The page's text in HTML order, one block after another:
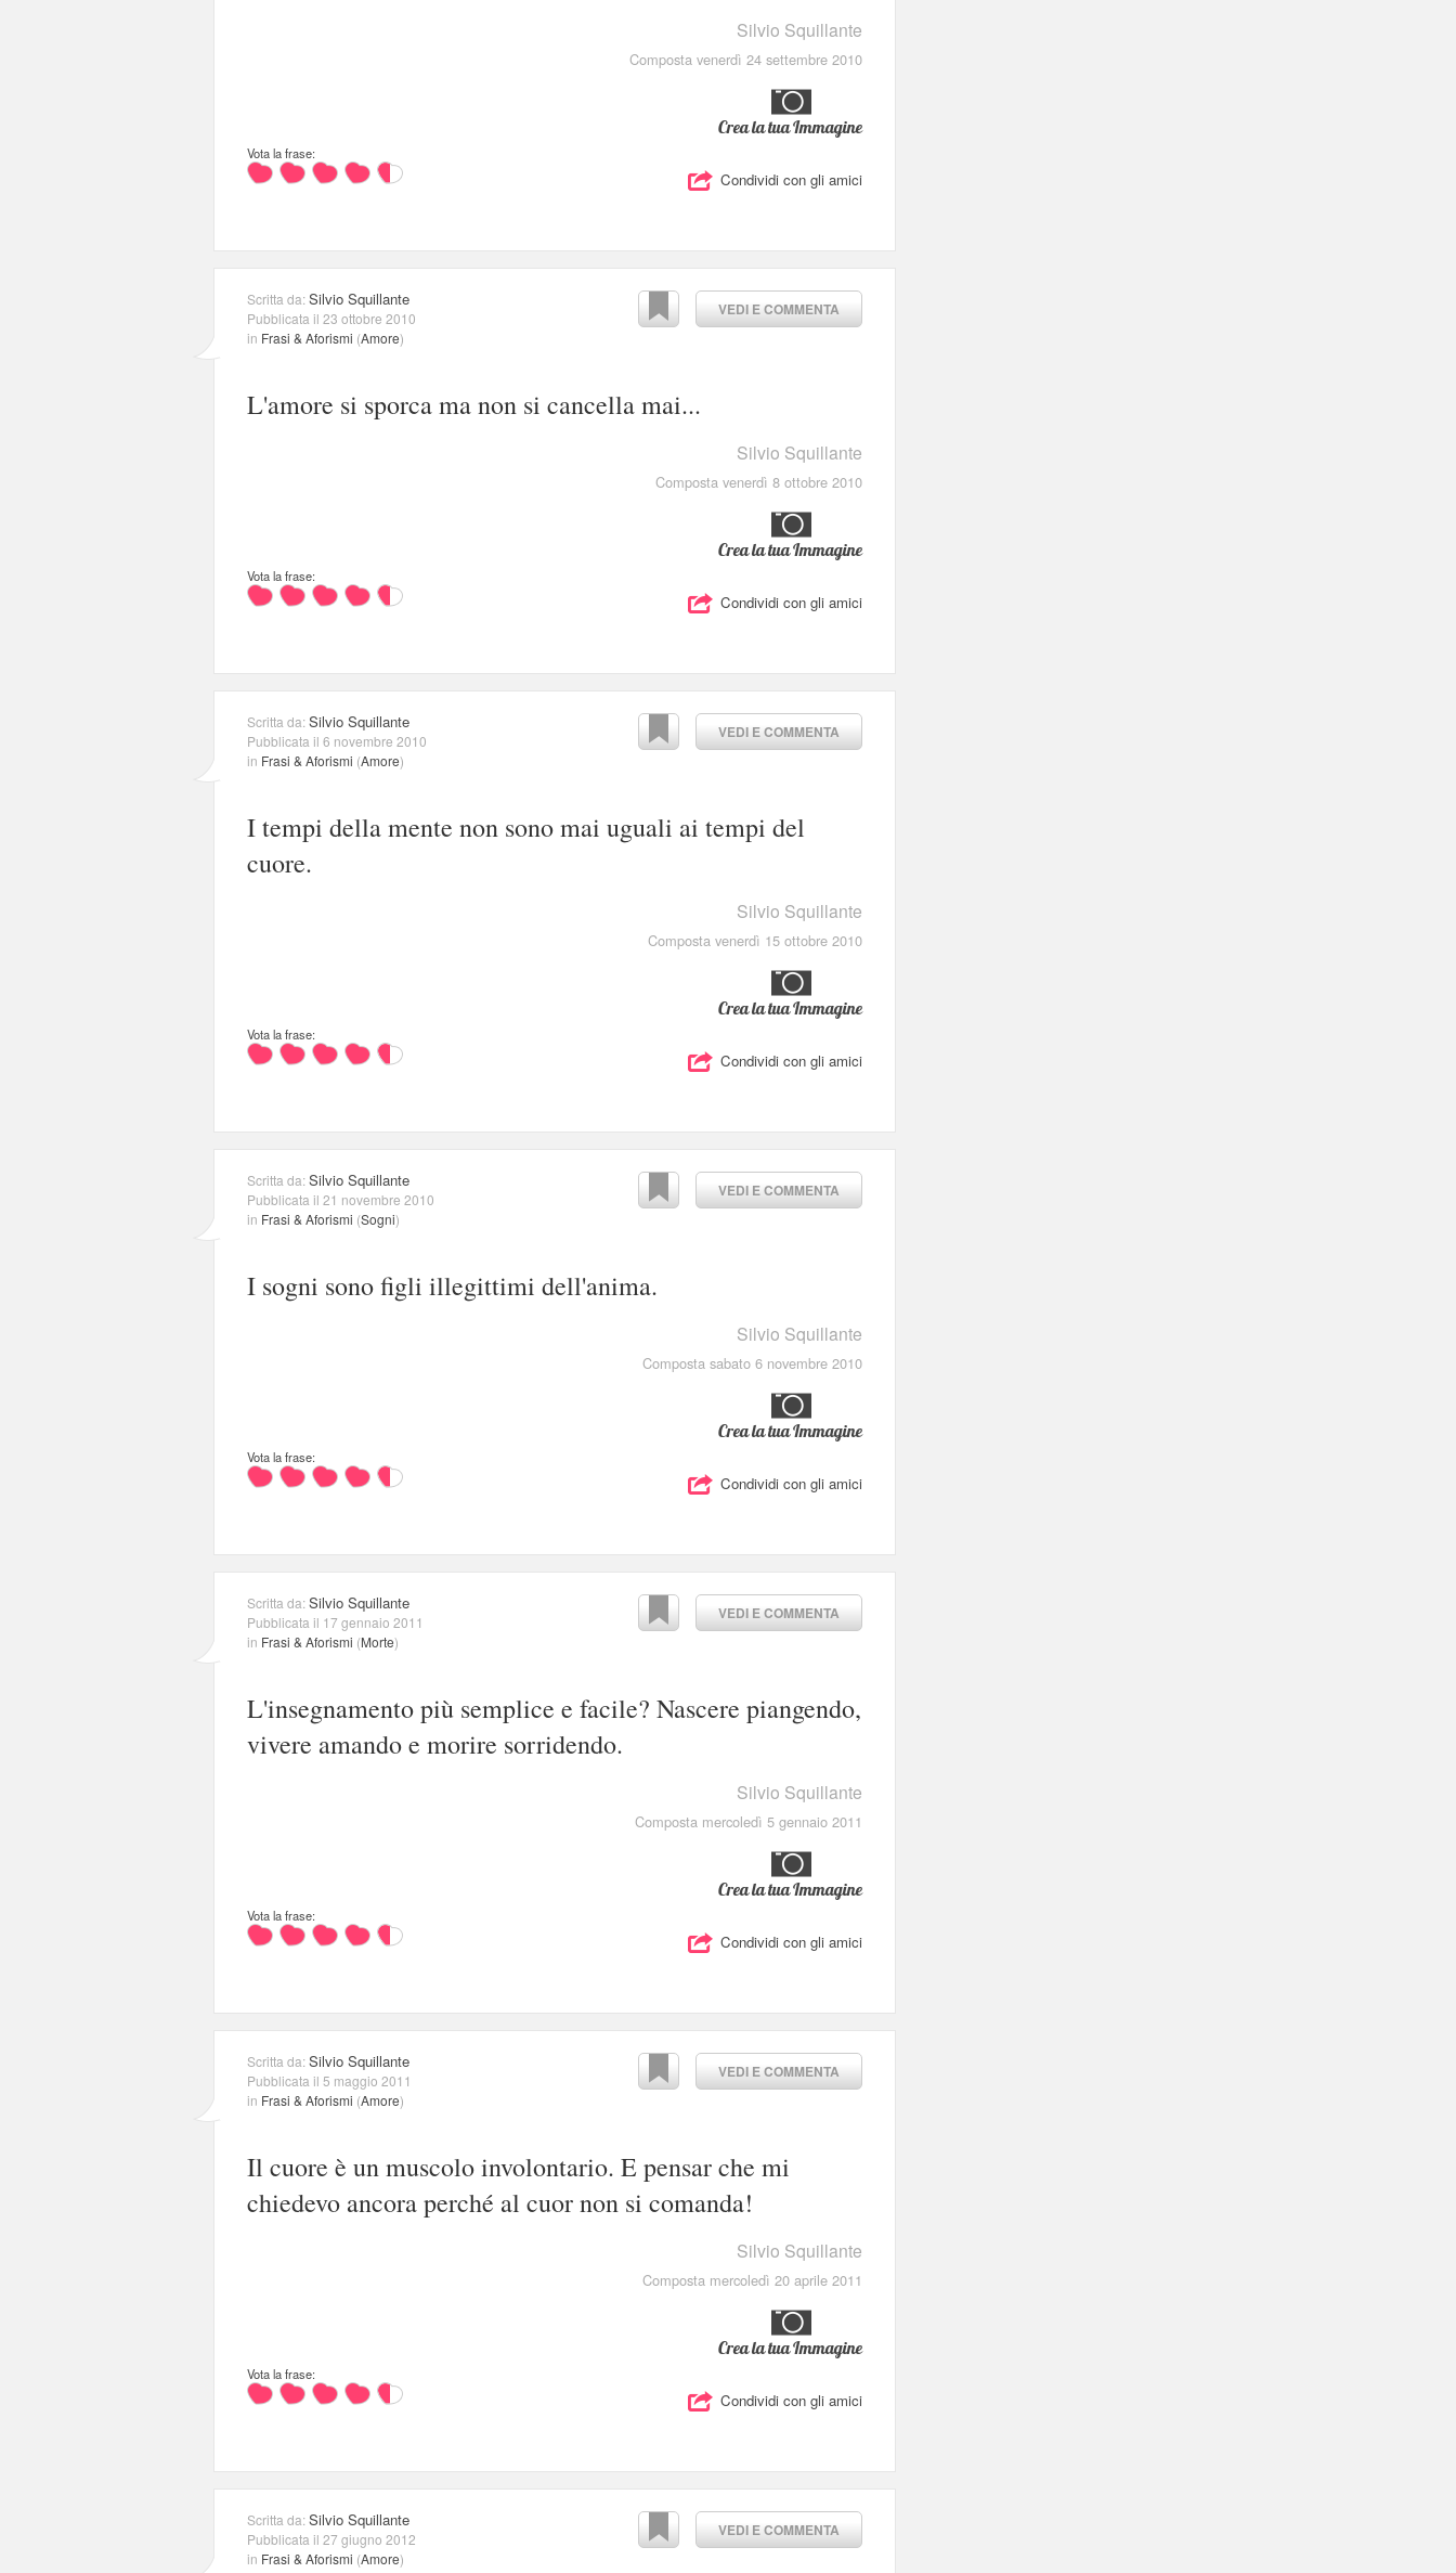
Silvio Squillante
Composta venerdì 24 settembre 2010
Crea la tua Immagine
Vota la frase:
Condividi con gli amici
VEDI E COMMENTA
Scritta da:Silvio Squillante
Pubblicata il 23 ottobre 2010
in Frasi & Aforismi (Amore)
L'amore si sporca ma non si cancella mai...
Silvio Squillante
Composta venerdì 8 ottobre 2010
Crea la tua Immagine
Vota la frase:
Condividi con gli amici
VEDI E COMMENTA
Scritta da:Silvio Squillante
Pubblicata il 6 novembre 2010
in Frasi & Aforismi (Amore)
I tempi della mente non sono mai uguali ai tempi del
cuore.
Silvio Squillante
Composta venerdì 15 ottobre 2010
Crea la tua Immagine
Vota la frase:
Condividi con gli amici
VEDI E COMMENTA
Scritta da:Silvio Squillante
Pubblicata il 21 novembre 2010
in Frasi & Aforismi (Sogni)
I sogni sono figli illegittimi dell'anima.
Silvio Squillante
Composta sabato 6 novembre 2010
Crea la tua Immagine
Vota la frase:
Condividi con gli amici
VEDI E COMMENTA
Scritta da:Silvio Squillante
Pubblicata il 17 gennaio 2011
in Frasi & Aforismi (Morte)
L'insegnamento più semplice e facile? Nascere piangendo,
vivere amando e morire sorridendo.
Silvio Squillante
Composta mercoledì 5 gennaio 2011
Crea la tua Immagine
Vota la frase:
Condividi con gli amici
VEDI E COMMENTA
Scritta da:Silvio Squillante
Pubblicata il 5 maggio 2011
in Frasi & Aforismi (Amore)
Il cuore è un muscolo involontario. E pensar che mi
chiedevo ancora perché al cuor non si comanda!
Silvio Squillante
Composta mercoledì 20 aprile 2011
Crea la tua Immagine
Vota la frase:
Condividi con gli amici
VEDI E COMMENTA
Scritta da:Silvio Squillante
Pubblicata il 27 giugno 2012
in Frasi & Aforismi (Amore)